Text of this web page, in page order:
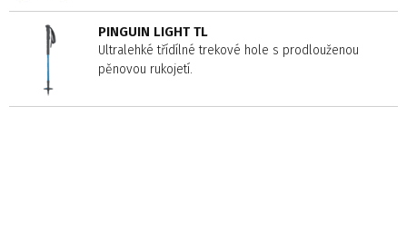
PINGUIN LIGHT TL
Ultralehké třídílné trekové hole s prodlouženou
pěnovou rukojetí.